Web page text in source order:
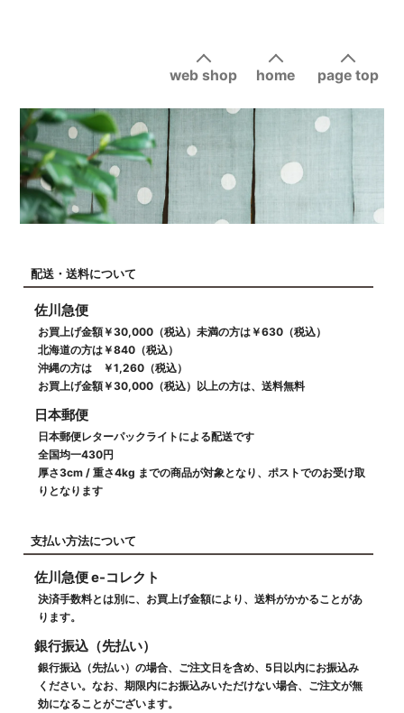
page top
home
web shop
配送・送料について
佐川急便
お買上げ金額￥30,000（税込）未満の方は￥630（税込）
北海道の方は￥840（税込）
沖縄の方は ￥1,260（税込）
お買上げ金額￥30,000（税込）以上の方は、送料無料
日本郵便
日本郵便レターパックライトによる配送です
全国均一430円
厚さ3cm / 重さ4kg までの商品が対象となり、ポストでのお受け取
りとなります
支払い方法について
佐川急便 e-コレクト
決済手数料とは別に、お買上げ金額により、送料がかかることがあ
ります。
銀行振込（先払い）
銀行振込（先払い）の場合、ご注文日を含め、5日以内にお振込み
ください。なお、期限内にお振込みいただけない場合、ご注文が無
効になることがございます。